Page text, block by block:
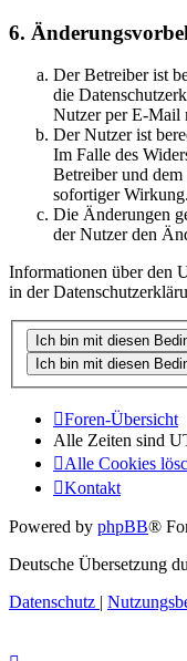
6.
Der Betreiber ist
die
Nutzer per E-Mail
Der Nutzer ist
Im Falle des
Betreiber und
sofortiger Wirkung.
Die Änderungen
der Nutzer den
Informationen über den
in der
Foren-Übersicht
Alle Zeiten sind
Alle Cookies
Kontakt
Powered by phpBB®
Deutsche Übersetzung
Datenschutz |